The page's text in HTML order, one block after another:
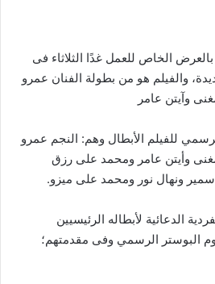
الخاص للعمل غدًا الثلاثاء فى
والفيلم هو من بطولة الفنان عمرو
وآيتن عامر
للفيلم الأبطال وهم: النجم عمرو
وأيتن عامر ومحمد على رزق
ونهال نور ومحمد على ميزو.
الدعائية لأبطاله الرئيسيين
البوستر الرسمي وفى مقدمتهم؛